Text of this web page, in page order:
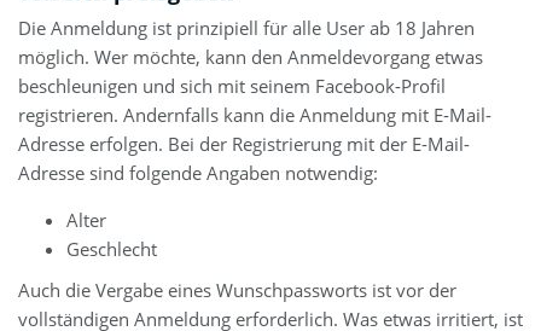
Die Anmeldung ist prinzipiell für alle User ab 18 Jahren
möglich. Wer möchte, kann den Anmeldevorgang etwas
beschleunigen und sich mit seinem Facebook-Profil
registrieren. Andernfalls kann die Anmeldung mit E-Mail-
Adresse erfolgen. Bei der Registrierung mit der E-Mail-
Adresse sind folgende Angaben notwendig:
Alter
Geschlecht
Auch die Vergabe eines Wunschpassworts ist vor der
vollständigen Anmeldung erforderlich. Was etwas irritiert, ist